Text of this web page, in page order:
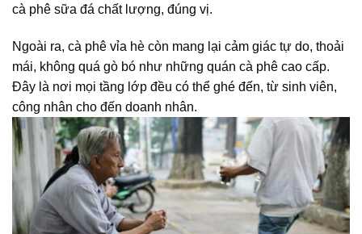
cà phê sữa đá chất lượng, đúng vị.
Ngoài ra, cà phê vỉa hè còn mang lại cảm giác tự do, thoải
mái, không quá gò bó như những quán cà phê cao cấp.
Đây là nơi mọi tầng lớp đều có thể ghé đến, từ sinh viên,
công nhân cho đến doanh nhân.